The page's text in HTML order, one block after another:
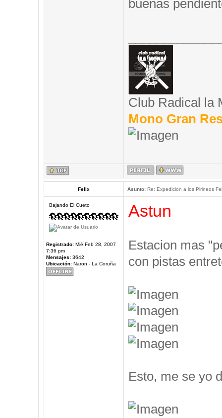
buenas
Club Radical la
Mono Gran
Felix Asunto:Re: Expedicion a los Pirineos
Bajando El Cueto
Registrado:Mié Feb 28, 2007
7:36 pm
Mensajes:3642
Ubicación:Naron - La Coruña
Astun
Estacion mas
con pistas
Esto, me se yo